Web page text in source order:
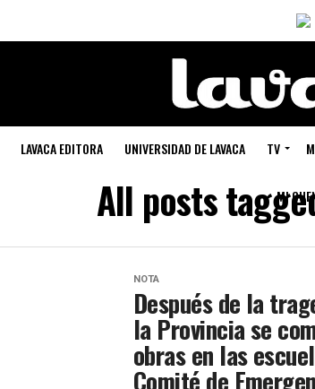
LAVACA EDITORA UNIVERSIDAD DE LAVACA TV
MI
All posts
NOTA
Después de la
la Provincia se
obras en las
Comité de